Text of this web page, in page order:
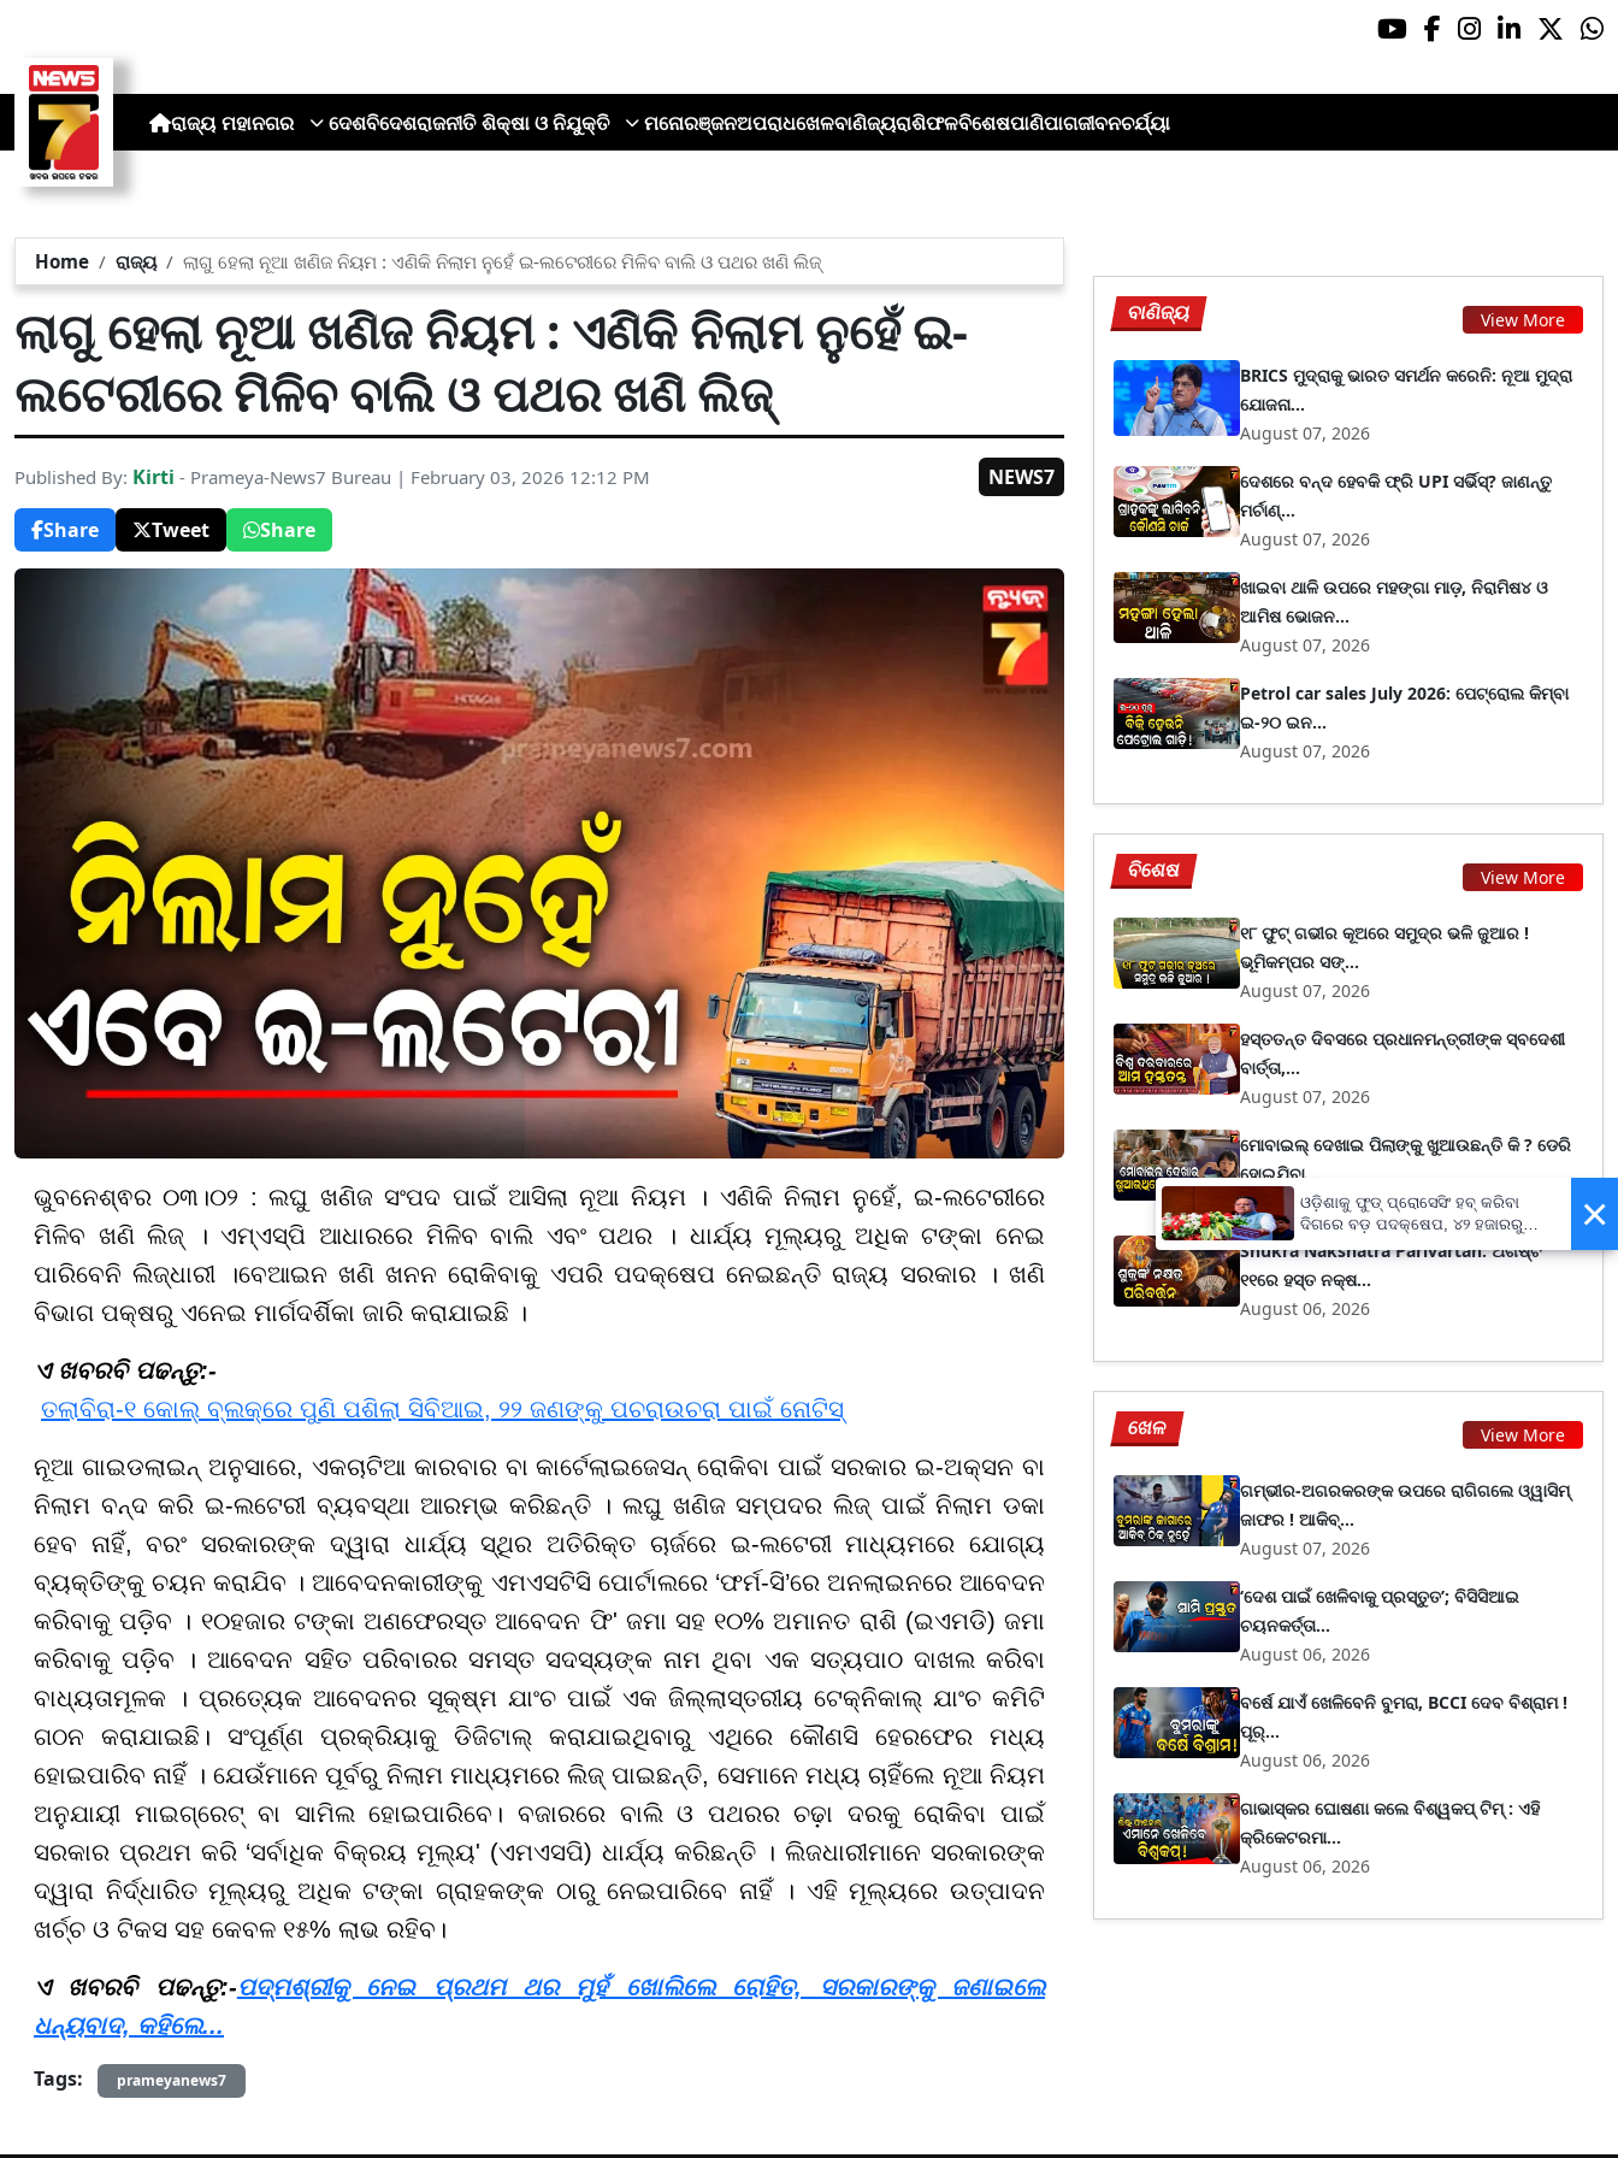
ରାଜ୍ୟ ମହାନଗର ଦେଶବିଦେଶରାଜନୀତି ଶିକ୍ଷା ଓ ନିଯୁକ୍ତି ମନୋରଞ୍ଜନଅପରାଧଖେଳବାଣିଜ୍ୟରାଶିଫଳବିଶେଷପାଣିପାଗଜୀବନଚର୍ଯ୍ୟା
Home ରାଜ୍ୟ ଲାଗୁ ହେଲା ନୂଆ ଖଣିଜ ନିୟମ : ଏଣିକି ନିଲାମ ନୁହେଁ ଇ-ଲଟେରୀରେ ମିଳିବ ବାଲି ଓ ପଥର ଖଣି ଲିଜ୍
ଲାଗୁ ହେଲା ନୂଆ ଖଣିଜ ନିୟମ : ଏଣିକି ନିଲାମ ନୁହେଁ ଇ-
ଲଟେରୀରେ ମିଳିବ ବାଲି ଓ ପଥର ଖଣି ଲିଜ୍
Published By: Kirti - Prameya-News7 Bureau | February 03, 2026 12:12 PM
NEWS7
Share
Tweet Share
ଭୁବନେଶ୍ଵର ୦୩।୦୨ : ଲଘୁ ଖଣିଜ ସଂପଦ ପାଇଁ ଆସିଲା ନୂଆ ନିୟମ । ଏଣିକି ନିଲାମ ନୁହେଁ, ଇ-ଲଟେରୀରେ
ମିଳିବ ଖଣି ଲିଜ୍ । ଏମ୍ଏସ୍ପି ଆଧାରରେ ମିଳିବ ବାଲି ଏବଂ ପଥର । ଧାର୍ଯ୍ୟ ମୂଲ୍ୟରୁ ଅଧିକ ଟଙ୍କା ନେଇ
ପାରିବେନି ଲିଜ୍‌ଧାରୀ ।ବେଆଇନ ଖଣି ଖନନ ରୋକିବାକୁ ଏପରି ପଦକ୍ଷେପ ନେଇଛନ୍ତି ରାଜ୍ୟ ସରକାର । ଖଣି
ବିଭାଗ ପକ୍ଷରୁ ଏନେଇ ମାର୍ଗଦର୍ଶିକା ଜାରି କରାଯାଇଛି ।
ଏ ଖବରବି ପଢନ୍ତୁ:-
ତଲାବିରା-୧ କୋଲ୍ ବ୍ଲକ୍‌ରେ ପୁଣି ପଶିଲା ସିବିଆଇ, ୨୨ ଜଣଙ୍କୁ ପଚରାଉଚରା ପାଇଁ ନୋଟିସ୍
ନୂଆ ଗାଇଡଲାଇନ୍ ଅନୁସାରେ, ଏକଚାଟିଆ କାରବାର ବା କାର୍ଟେଲାଇଜେସନ୍ ରୋକିବା ପାଇଁ ସରକାର ଇ-ଅକ୍ସନ ବା
ନିଲାମ ବନ୍ଦ କରି ଇ-ଲଟେରୀ ବ୍ୟବସ୍ଥା ଆରମ୍ଭ କରିଛନ୍ତି । ଲଘୁ ଖଣିଜ ସମ୍ପଦର ଲିଜ୍ ପାଇଁ ନିଲାମ ଡକା
ହେବ ନାହିଁ, ବରଂ ସରକାରଙ୍କ ଦ୍ୱାରା ଧାର୍ଯ୍ୟ ସ୍ଥିର ଅତିରିକ୍ତ ଚାର୍ଜରେ ଇ-ଲଟେରୀ ମାଧ୍ୟମରେ ଯୋଗ୍ୟ
ବ୍ୟକ୍ତିଙ୍କୁ ଚୟନ କରାଯିବ । ଆବେଦନକାରୀଙ୍କୁ ଏମଏସଟିସି ପୋର୍ଟାଲରେ ‘ଫର୍ମ-ସି’ରେ ଅନଲାଇନରେ ଆବେଦନ
କରିବାକୁ ପଡ଼ିବ । ୧୦ହଜାର ଟଙ୍କା ଅଣଫେରସ୍ତ ଆବେଦନ ଫି' ଜମା ସହ ୧୦% ଅମାନତ ରାଶି (ଇଏମଡି) ଜମା
କରିବାକୁ ପଡ଼ିବ । ଆବେଦନ ସହିତ ପରିବାରର ସମସ୍ତ ସଦସ୍ୟଙ୍କ ନାମ ଥିବା ଏକ ସତ୍ୟପାଠ ଦାଖଲ କରିବା
ବାଧ୍ୟତାମୂଳକ । ପ୍ରତ୍ୟେକ ଆବେଦନର ସୂକ୍ଷ୍ମ ଯାଂଚ ପାଇଁ ଏକ ଜିଲ୍ଲାସ୍ତରୀୟ ଟେକ୍ନିକାଲ୍ ଯାଂଚ କମିଟି
ଗଠନ କରାଯାଇଛି। ସଂପୂର୍ଣ୍ଣ ପ୍ରକ୍ରିୟାକୁ ଡିଜିଟାଲ୍ କରାଯାଇଥିବାରୁ ଏଥିରେ କୌଣସି ହେରଫେର ମଧ୍ୟ
ହୋଇପାରିବ ନାହିଁ । ଯେଉଁମାନେ ପୂର୍ବରୁ ନିଲାମ ମାଧ୍ୟମରେ ଲିଜ୍ ପାଇଛନ୍ତି, ସେମାନେ ମଧ୍ୟ ଚାହିଁଲେ ନୂଆ ନିୟମ
ଅନୁଯାୟୀ ମାଇଗ୍ରେଟ୍ ବା ସାମିଲ ହୋଇପାରିବେ। ବଜାରରେ ବାଲି ଓ ପଥରର ଚଢ଼ା ଦରକୁ ରୋକିବା ପାଇଁ
ସରକାର ପ୍ରଥମ କରି ‘ସର୍ବାଧିକ ବିକ୍ରୟ ମୂଲ୍ୟ' (ଏମଏସପି) ଧାର୍ଯ୍ୟ କରିଛନ୍ତି । ଲିଜଧାରୀମାନେ ସରକାରଙ୍କ
ଦ୍ୱାରା ନିର୍ଦ୍ଧାରିତ ମୂଲ୍ୟରୁ ଅଧିକ ଟଙ୍କା ଗ୍ରାହକଙ୍କ ଠାରୁ ନେଇପାରିବେ ନାହିଁ । ଏହି ମୂଲ୍ୟରେ ଉତ୍ପାଦନ
ଖର୍ଚ୍ଚ ଓ ଟିକସ ସହ କେବଳ ୧୫% ଲାଭ ରହିବ।
ଏ ଖବରବି ପଢନ୍ତୁ:-ପଦ୍ମଶ୍ରୀକୁ ନେଇ ପ୍ରଥମ ଥର ମୁହଁ ଖୋଲିଲେ ରୋହିତ, ସରକାରଙ୍କୁ ଜଣାଇଲେ
ଧନ୍ୟବାଦ, କହିଲେ...
Tags:
prameyanews7
ବାଣିଜ୍ୟ View More
BRICS ମୁଦ୍ରାକୁ ଭାରତ ସମର୍ଥନ କରେନି: ନୂଆ ମୁଦ୍ରା
ଯୋଜନା...
August 07, 2026
ଦେଶରେ ବନ୍ଦ ହେବକି ଫ୍ରି UPI ସର୍ଭିସ୍? ଜାଣନ୍ତୁ
ମର୍ଚାଣ୍...
August 07, 2026
ଖାଇବା ଥାଳି ଉପରେ ମହଙ୍ଗା ମାଡ଼, ନିରାମିଷ୪ ଓ
ଆମିଷ ଭୋଜନ...
August 07, 2026
Petrol car sales July 2026: ପେଟ୍ରୋଲ କିମ୍ବା
ଇ-୨୦ ଇନ...
August 07, 2026
ବିଶେଷ View More
୧୮ ଫୁଟ୍ ଗଭୀର କୂଅରେ ସମୁଦ୍ର ଭଳି ଜୁଆର !
ଭୂମିକମ୍ପର ସଙ୍...
August 07, 2026
ହସ୍ତତନ୍ତ ଦିବସରେ ପ୍ରଧାନମନ୍ତ୍ରୀଙ୍କ ସ୍ବଦେଶୀ
ବାର୍ତ୍ତା,...
August 07, 2026
ମୋବାଇଲ୍ ଦେଖାଇ ପିଲାଙ୍କୁ ଖୁଆଉଛନ୍ତି କି ? ଡେରି
ହୋଇଯିବା...
August 06, 2026
Shukra Nakshatra Parivartan: ଅଗଷ୍ଟ
୧୧ରେ ହସ୍ତ ନକ୍ଷ...
August 06, 2026
ଖେଳ View More
ଗମ୍ଭୀର-ଅଗରକରଙ୍କ ଉପରେ ରାଗିଗଲେ ଓ୍ୱାସିମ୍
ଜାଫର ! ଆକିବ୍...
August 07, 2026
‘ଦେଶ ପାଇଁ ଖେଳିବାକୁ ପ୍ରସ୍ତୁତ’; ବିସିସିଆଇ
ଚୟନକର୍ତ୍ତା...
August 06, 2026
ବର୍ଷେ ଯାଏଁ ଖେଳିବେନି ବୁମରା, BCCI ଦେବ ବିଶ୍ରାମ !
ପୂର୍...
August 06, 2026
ଗାଭାସ୍କର ଘୋଷଣା କଲେ ବିଶ୍ୱକପ୍ ଟିମ୍ : ଏହି
କ୍ରିକେଟରମା...
August 06, 2026
×
ଓଡ଼ିଶାକୁ ଫୁଡ୍ ପ୍ରୋସେସିଂ ହବ୍ କରିବା
ଦିଗରେ ବଡ଼ ପଦକ୍ଷେପ, ୪୨ ହଜାରରୁ